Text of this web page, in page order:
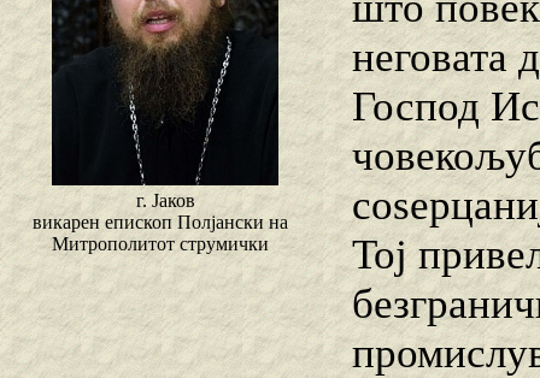
г. Јаков
викарен епископ Полјански на
Митрополитот струмички
неговата
Господ
Тој